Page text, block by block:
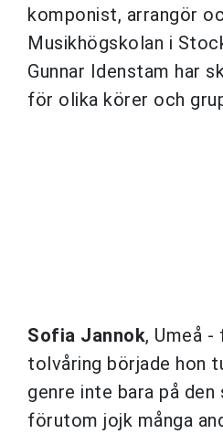
komponist, arrangör
Musikhögskolan i
Gunnar Idenstam har
för olika körer och
Sofia Jannok, Umeå
tolvåring började hon
genre inte bara på
förutom jojk många